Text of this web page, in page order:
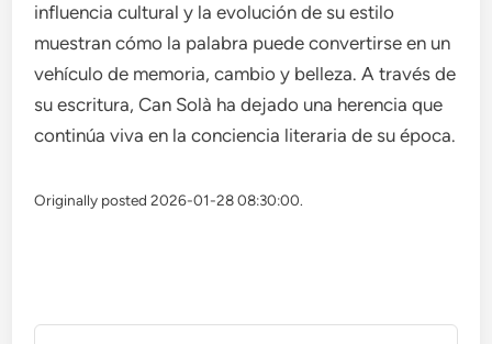
influencia cultural y la evolución de su estilo
muestran cómo la palabra puede convertirse en un
vehículo de memoria, cambio y belleza. A través de
su escritura, Can Solà ha dejado una herencia que
continúa viva en la conciencia literaria de su época.
Originally posted 2026-01-28 08:30:00.